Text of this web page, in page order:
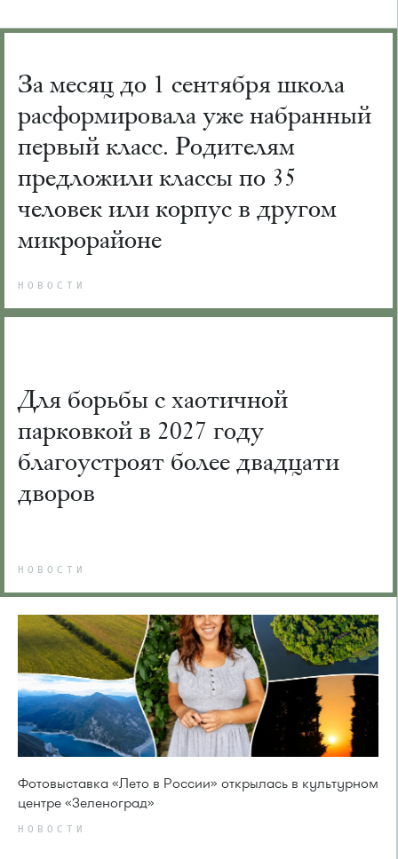
За месяц до 1 сентября школа
расформировала уже набранный
первый класс. Родителям
предложили классы по 35
человек или корпус в другом
микрорайоне
НОВОСТИ
Для борьбы с хаотичной
парковкой в 2027 году
благоустроят более двадцати
дворов
НОВОСТИ
Фотовыставка «Лето в России» открылась в культурном
центре «Зеленоград»
НОВОСТИ